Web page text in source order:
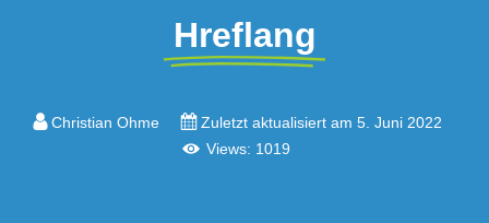
Hreflang
Christian Ohme
Zuletzt aktualisiert am 5. Juni 2022
Views: 1019